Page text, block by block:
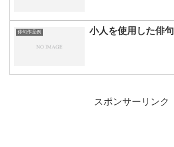
俳句作品例 小人を使用した俳句
スポンサーリンク